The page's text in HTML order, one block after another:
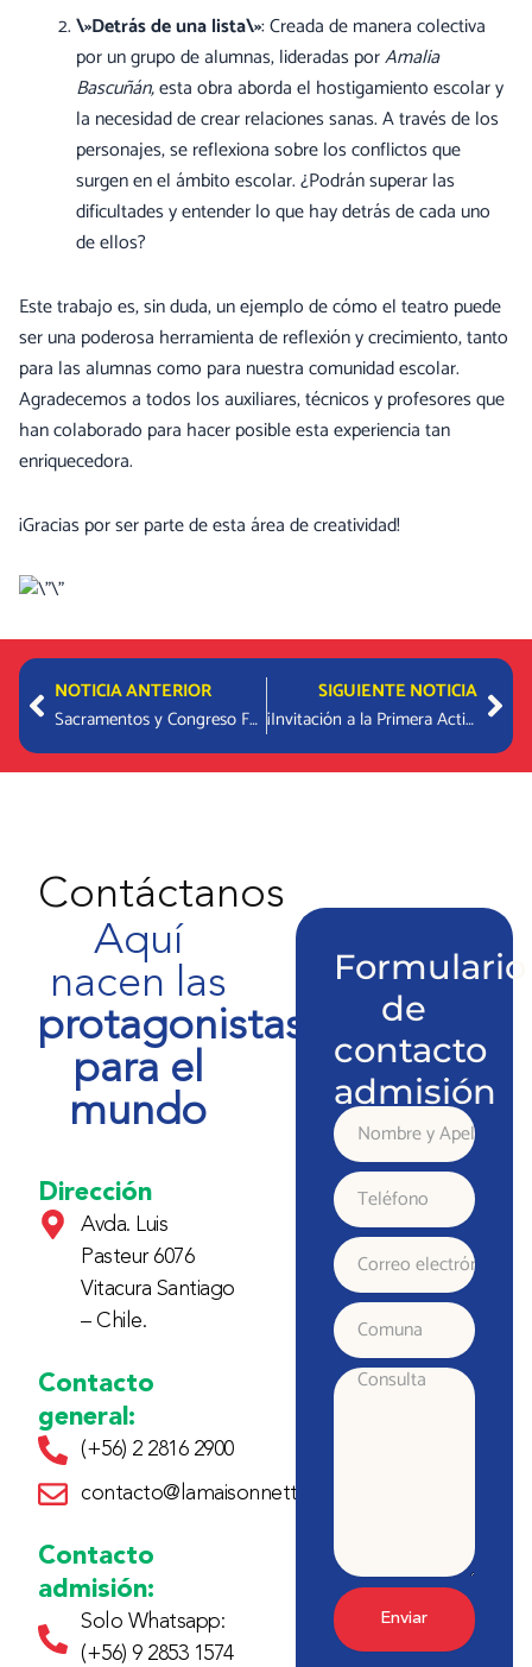
\»Detrás de una lista\»: Creada de manera colectiva
por un grupo de alumnas, lideradas porAmalia
Bascuñán,esta obra aborda el hostigamiento escolar y
la necesidad de crear relaciones sanas. A través de los
personajes, se reflexiona sobre los conflictos que
surgen en el ámbito escolar. ¿Podrán superar las
dificultades y entender lo que hay detrás de cada uno
de ellos?
Este trabajo es, sin duda, un ejemplo de cómo el teatro puede
ser una poderosa herramienta de reflexión y crecimiento, tanto
para las alumnas como para nuestra comunidad escolar.
Agradecemos a todos los auxiliares, técnicos y profesores que
han colaborado para hacer posible esta experiencia tan
enriquecedora.
¡Gracias por ser parte de esta área de creatividad!
PrevNOTICIA ANTERIOR
Sacramentos y Congreso Fe Joven 2025
SIGUIENTE NOTICIA
¡Invitación a la Primera Actividad Deportiva para Padres!
Contáctanos
Aquí
nacen las
protagonistas
para el
mundo
Dirección
Avda. Luis
Pasteur 6076
Vitacura Santiago
– Chile.
Contacto
general:
(+56) 2 2816 2900
contacto@lamaisonnette.cl
Contacto
admisión:
Solo Whatsapp:
(+56) 9 2853 1574
Formulario
de
contacto
admisión
Nombre
y
Apellido
Teléfono
Correo
electrónico
Comuna
Consulta
Enviar